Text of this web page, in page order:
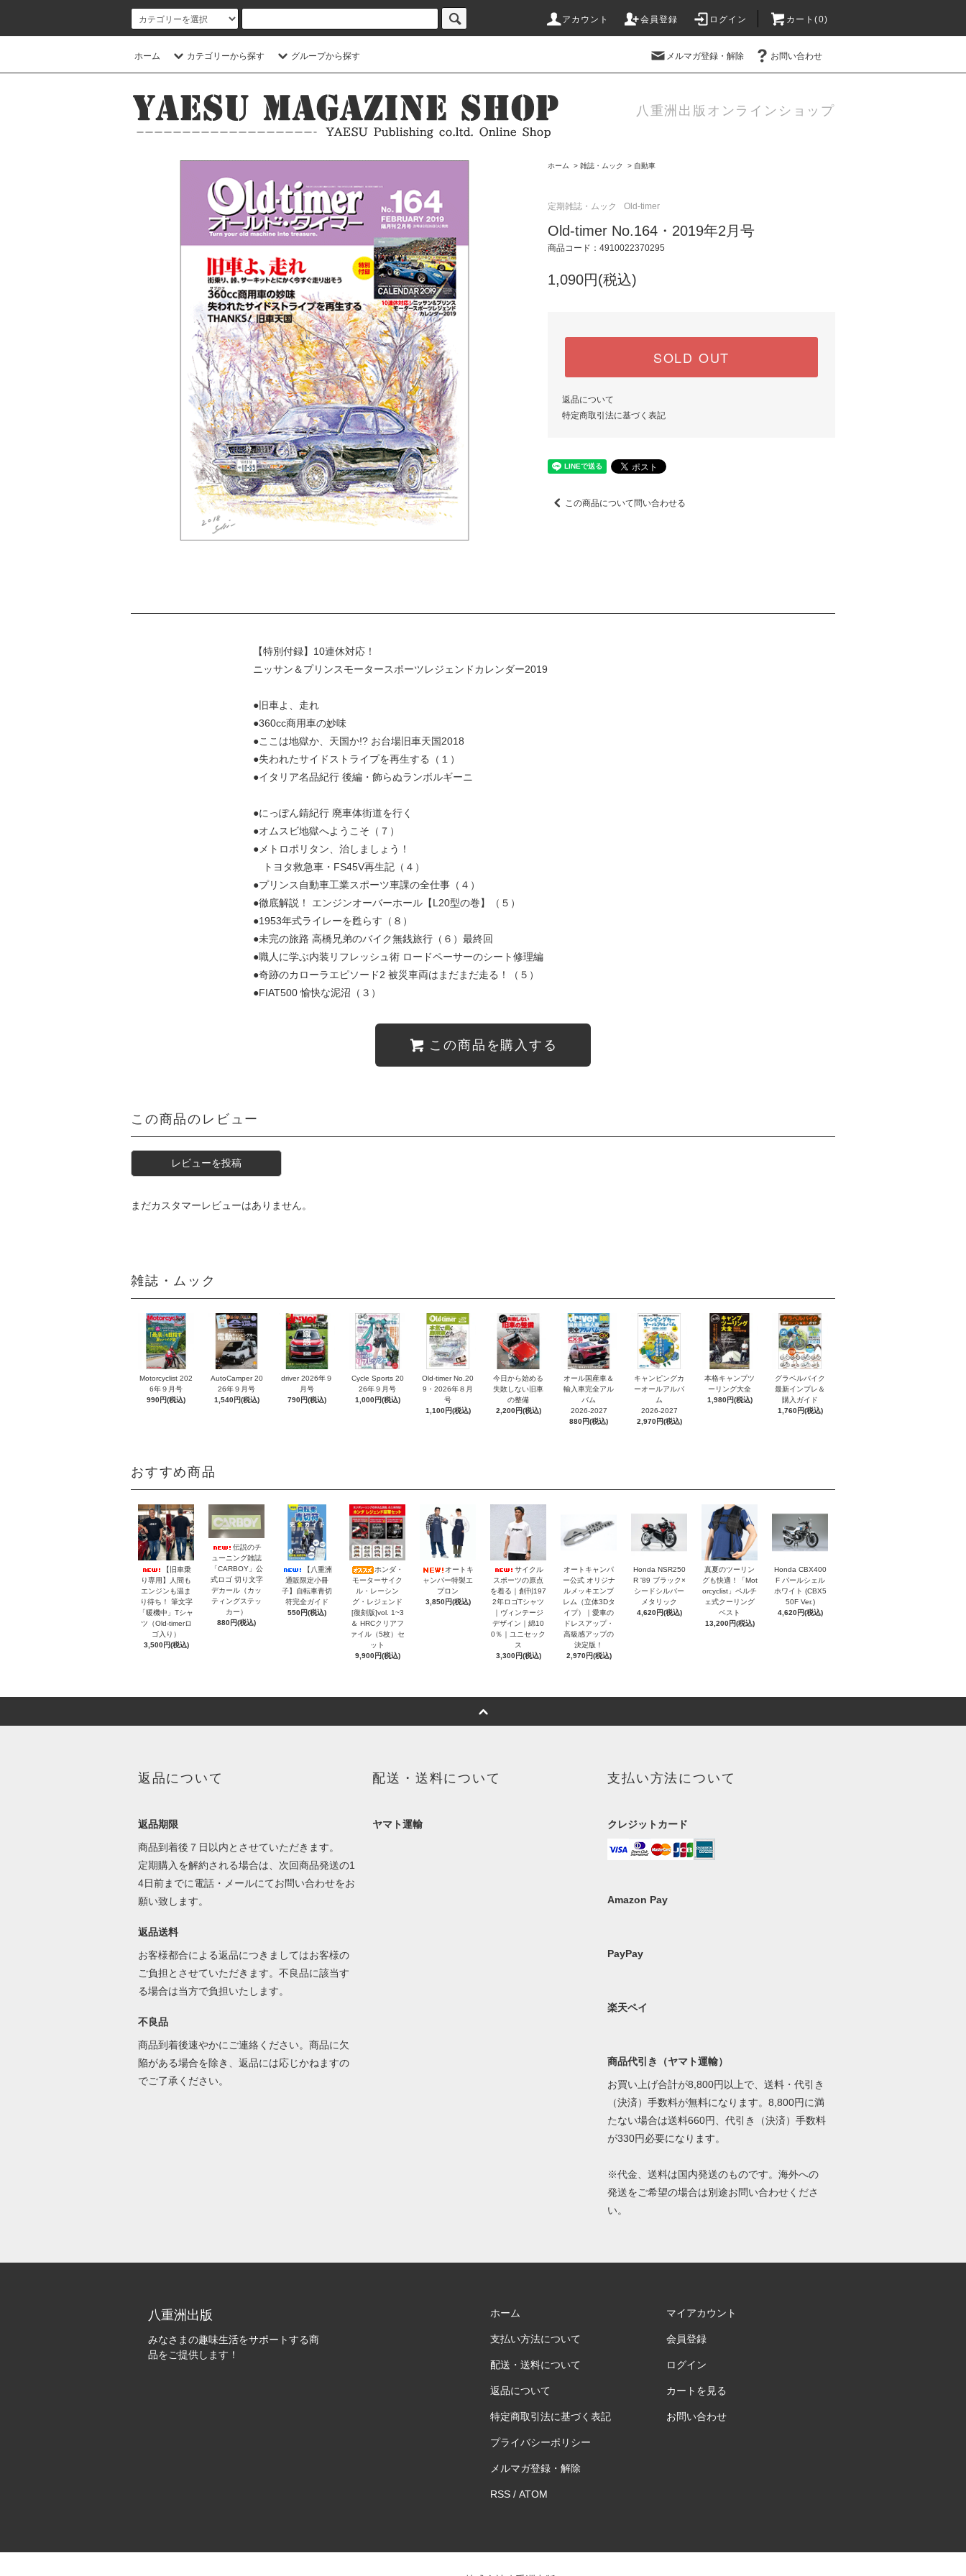
アカウント 会員登録 ログイン カート(0)
ホーム カテゴリーから探す グループから探す メルマガ登録・解除 お問い合わせ
八重洲出版オンラインショップ
ホーム > 雑誌・ムック > 自動車
定期雑誌・ムック Old-timer
Old-timer No.164・2019年2月号
商品コード：4910022370295
1,090円(税込)
SOLD OUT
返品について
特定商取引法に基づく表記
この商品について問い合わせる
【特別付録】10連休対応！
ニッサン＆プリンスモータースポーツレジェンドカレンダー2019
●旧車よ、走れ
●360cc商用車の妙味
●ここは地獄か、天国か!? お台場旧車天国2018
●失われたサイドストライプを再生する（１）
●イタリア名品紀行 後編・飾らぬランボルギーニ
●にっぽん錆紀行 廃車体街道を行く
●オムスビ地獄へようこそ（７）
●メトロポリタン、治しましょう！
トヨタ救急車・FS45V再生記（４）
●プリンス自動車工業スポーツ車課の全仕事（４）
●徹底解説！ エンジンオーバーホール【L20型の巻】（５）
●1953年式ライレーを甦らす（８）
●未完の旅路 高橋兄弟のバイク無銭旅行（６）最終回
●職人に学ぶ内装リフレッシュ術 ロードペーサーのシート修理編
●奇跡のカローラエピソード2 被災車両はまだまだ走る！（５）
●FIAT500 愉快な泥沼（３）
この商品を購入する
この商品のレビュー
レビューを投稿
まだカスタマーレビューはありません。
雑誌・ムック
Motorcyclist 202
6年９月号
990円(税込)
AutoCamper 20
26年９月号
1,540円(税込)
driver 2026年９
月号
790円(税込)
Cycle Sports 20
26年９月号
1,000円(税込)
Old-timer No.20
9・2026年８月
号
1,100円(税込)
今日から始める
失敗しない旧車
の整備
2,200円(税込)
オール国産車＆
輸入車完全アル
バム
2026-2027
880円(税込)
キャンピングカ
ーオールアルバ
ム
2026-2027
2,970円(税込)
本格キャンプツ
ーリング大全
1,980円(税込)
グラベルバイク
最新インプレ＆
購入ガイド
1,760円(税込)
おすすめ商品
【旧車乗
り専用】人間も
エンジンも温ま
り待ち！ 筆文字
「暖機中」Tシャ
ツ（Old-timerロ
ゴ入り）
3,500円(税込)
伝説のチ
ューニング雑誌
「CARBOY」公
式ロゴ 切り文字
デカール（カッ
ティングステッ
カー）
880円(税込)
【八重洲
通販限定小冊
子】自転車青切
符完全ガイド
550円(税込)
ホンダ・
モーターサイク
ル・レーシン
グ・レジェンド
[復刻版]vol. 1~3
＆ HRCクリアフ
ァイル（5枚）セ
ット
9,900円(税込)
オートキ
ャンパー特製エ
プロン
3,850円(税込)
サイクル
スポーツの原点
を着る｜創刊197
2年ロゴTシャツ
｜ヴィンテージ
デザイン｜綿10
0％｜ユニセック
ス
3,300円(税込)
オートキャンパ
ー公式 オリジナ
ルメッキエンブ
レム（立体3Dタ
イプ）｜愛車の
ドレスアップ・
高級感アップの
決定版！
2,970円(税込)
Honda NSR250
R '89 ブラック×
シードシルバー
メタリック
4,620円(税込)
真夏のツーリン
グも快適！「Mot
orcyclist」ペルチ
ェ式クーリング
ベスト
13,200円(税込)
Honda CBX400
F パールシェル
ホワイト (CBX5
50F Ver.)
4,620円(税込)
返品について
返品期限
商品到着後７日以内とさせていただきます。
定期購入を解約される場合は、次回商品発送の1
4日前までに電話・メールにてお問い合わせをお
願い致します。
返品送料
お客様都合による返品につきましてはお客様の
ご負担とさせていただきます。不良品に該当す
る場合は当方で負担いたします。
不良品
商品到着後速やかにご連絡ください。商品に欠
陥がある場合を除き、返品には応じかねますの
でご了承ください。
配送・送料について
ヤマト運輸
支払い方法について
クレジットカード
Amazon Pay
PayPay
楽天ペイ
商品代引き（ヤマト運輸）
お買い上げ合計が8,800円以上で、送料・代引き
（決済）手数料が無料になります。8,800円に満
たない場合は送料660円、代引き（決済）手数料
が330円必要になります。
※代金、送料は国内発送のものです。海外への
発送をご希望の場合は別途お問い合わせくださ
い。
八重洲出版
みなさまの趣味生活をサポートする商
品をご提供します！
ホーム
支払い方法について
配送・送料について
返品について
特定商取引法に基づく表記
プライバシーポリシー
メルマガ登録・解除
RSS/ ATOM
マイアカウント
会員登録
ログイン
カートを見る
お問い合わせ